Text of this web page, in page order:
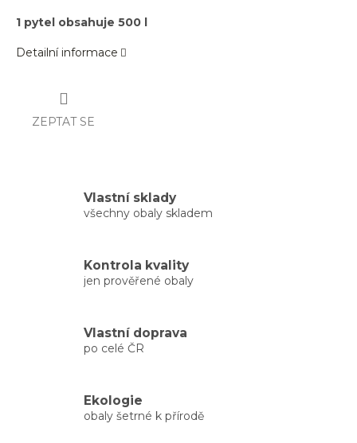
1 pytel obsahuje 500 l
Detailní informace
ZEPTAT SE
Vlastní sklady
všechny obaly skladem
Kontrola kvality
jen prověřené obaly
Vlastní doprava
po celé ČR
Ekologie
obaly šetrné k přírodě